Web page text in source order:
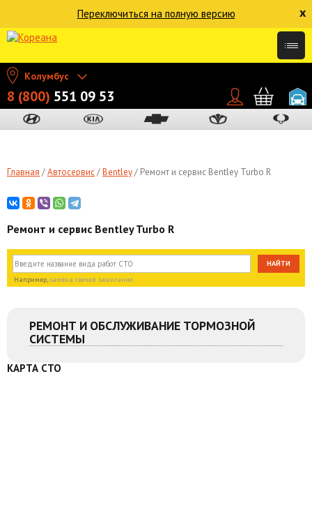
x
Переключиться на полную версию
Колумбус
8 (800) 551 09 53
Главная Автосервис Bentley Ремонт и сервис Bentley Turbo R
Ремонт и сервис Bentley Turbo R
Например,замена свечей зажигания
РЕМОНТ И ОБСЛУЖИВАНИЕ ТОРМОЗНОЙ
СИСТЕМЫ
КАРТА СТО